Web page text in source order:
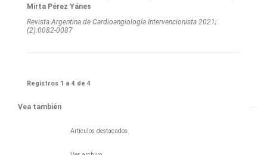
Mirta Pérez Yánes
Revista Argentina de Cardioangiologí­a Intervencionista 2021;
(2):0082-0087
Registros 1 a 4 de 4
Vea también
Artículos destacados